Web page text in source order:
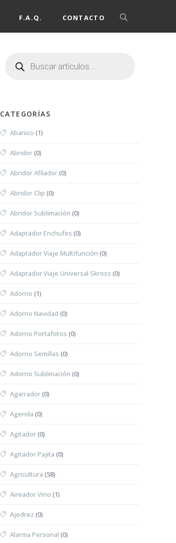
F.A.Q. CONTACTO
CATEGORÍAS
Abanico (1)
Abridor(0)
Abridor Afilador(0)
Abridor Clip (0)
Abridor Sublimación (0)
Adaptador Enchufes (0)
Adaptador Viaje Multifunción (0)
Adaptador Viaje Universal Skross (0)
Adorno (1)
Adorno Navidad (0)
Adorno Portafotos (0)
Adorno Semillas (0)
Adorno Sublimación (0)
Agarrador(0)
Agenda (0)
Agitador(0)
Agitador Pajita (0)
Agricultura (58)
Aireador Vino (1)
Ajedrez (0)
Alarma Personal (0)